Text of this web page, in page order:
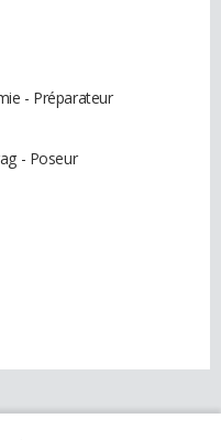
- Préparateur
- Poseur